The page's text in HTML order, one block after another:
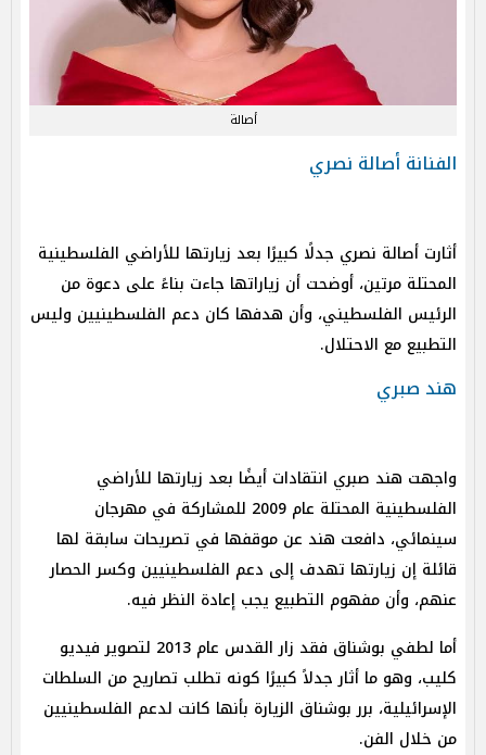
أصالة
الفنانة أصالة نصري
أثارت أصالة نصري جدلًا كبيرًا بعد زيارتها للأراضي الفلسطينية
المحتلة مرتين، أوضحت أن زياراتها جاءت بناءً على دعوة من
الرئيس الفلسطيني، وأن هدفها كان دعم الفلسطينيين وليس
التطبيع مع الاحتلال.
هند صبري
واجهت هند صبري انتقادات أيضًا بعد زيارتها للأراضي
الفلسطينية المحتلة عام 2009 للمشاركة في مهرجان
سينمائي، دافعت هند عن موقفها في تصريحات سابقة لها
قائلة إن زيارتها تهدف إلى دعم الفلسطينيين وكسر الحصار
عنهم، وأن مفهوم التطبيع يجب إعادة النظر فيه.
أما لطفي بوشناق فقد زار القدس عام 2013 لتصوير فيديو
كليب، وهو ما أثار جدلاً كبيرًا كونه تطلب تصاريح من السلطات
الإسرائيلية، برر بوشناق الزيارة بأنها كانت لدعم الفلسطينيين
من خلال الفن.